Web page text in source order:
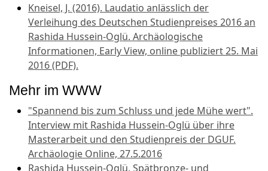
Kneisel, J. (2016). Laudatio anlässlich der
Verleihung des Deutschen Studienpreises 2016 an
Rashida Hussein-Oglü. Archäologische
Informationen, Early View, online publiziert 25. Mai
2016 (PDF).
Mehr im WWW
"Spannend bis zum Schluss und jede Mühe wert".
Interview mit Rashida Hussein-Oglü über ihre
Masterarbeit und den Studienpreis der DGUF.
Archäologie Online, 27.5.2016
Rashida Hussein-Oglü, Spätbronze- und